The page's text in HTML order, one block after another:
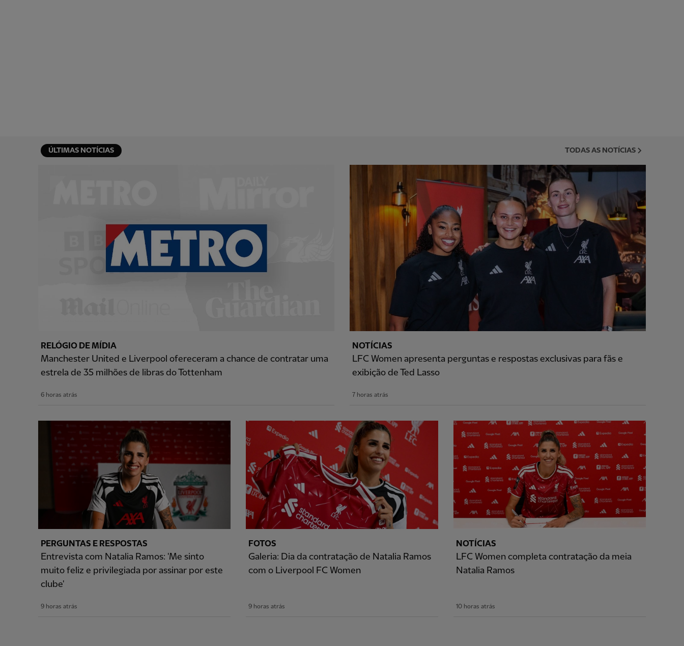
ÚLTIMAS NOTÍCIAS TODAS AS NOTÍCIAS
RELÓGIO DE MÍDIA
Manchester United e Liverpool ofereceram a chance de contratar uma
estrela de 35 milhões de libras do Tottenham
6 horas atrás
NOTÍCIAS
LFC Women apresenta perguntas e respostas exclusivas para fãs e
exibição de Ted Lasso
7 horas atrás
PERGUNTAS E RESPOSTAS
Entrevista com Natalia Ramos: 'Me sinto
muito feliz e privilegiada por assinar por este
clube'
9 horas atrás
FOTOS
Galeria: Dia da contratação de Natalia Ramos
com o Liverpool FC Women
9 horas atrás
NOTÍCIAS
LFC Women completa contratação da meia
Natalia Ramos
10 horas atrás